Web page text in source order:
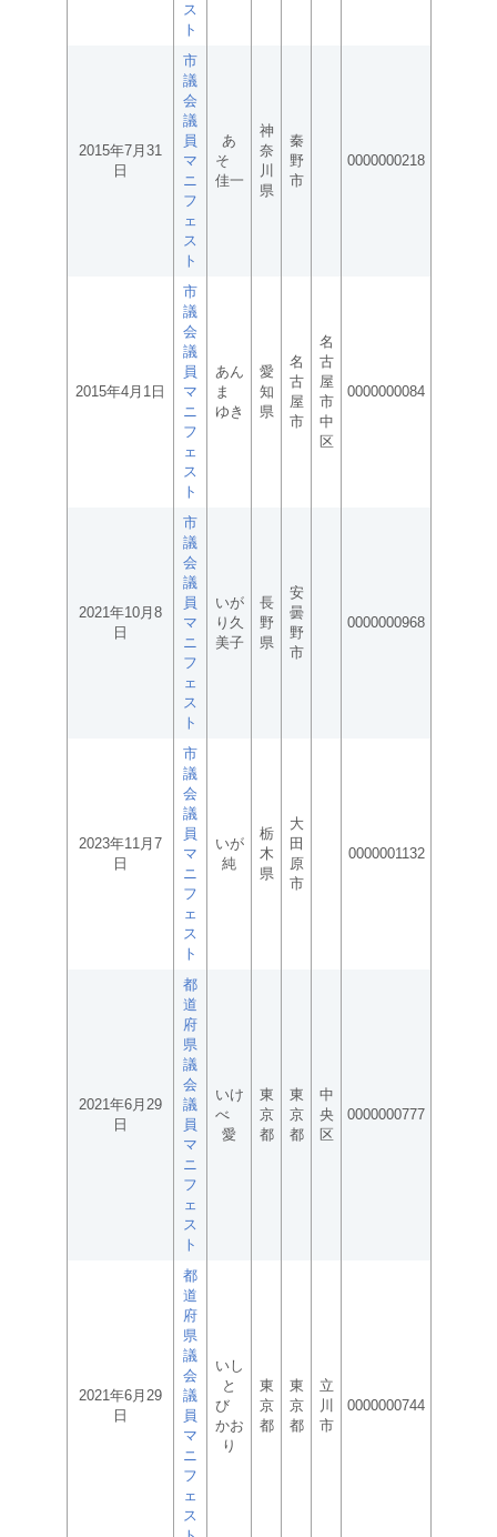
ス
ト
2015年7月31
日
市
議
会
議
員
マ
ニ
フ
ェ
ス
ト
あ
そ
佳一
神
奈
川
県
秦
野
市
0000000218
2015年4月1日
市
議
会
議
員
マ
ニ
フ
ェ
ス
ト
あん
ま
ゆき
愛
知
県
名
古
屋
市
名
古
屋
市
中
区
0000000084
2021年10月8
日
市
議
会
議
員
マ
ニ
フ
ェ
ス
ト
いが
り久
美子
長
野
県
安
曇
野
市
0000000968
2023年11月7
日
市
議
会
議
員
マ
ニ
フ
ェ
ス
ト
いが
純
栃
木
県
大
田
原
市
0000001132
2021年6月29
日
都
道
府
県
議
会
議
員
マ
ニ
フ
ェ
ス
ト
いけ
べ
愛
東
京
都
東
京
都
中
央
区
0000000777
2021年6月29
日
都
道
府
県
議
会
議
員
マ
ニ
フ
ェ
ス
いし
と
び
かお
り
東
京
都
東
京
都
立
川
市
0000000744